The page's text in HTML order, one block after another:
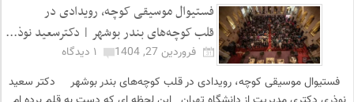
فستیوال موسیقی کوچه، رویدادی در
قلب کوچه‌های بندر بوشهر | دکترسعید نوذ...
فروردین 27, 1404
۱ دیدگاه
فستیوال موسیقی کوچه، رویدادی در قلب کوچه‌های بندر بوشهر دکتر سعید